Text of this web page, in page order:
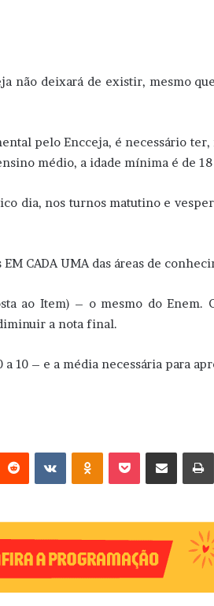
não deixará de existir, mesmo
pelo Encceja, é necessário ter,
médio, a idade mínima é de 18
dia, nos turnos matutino e
CADA UMA das áreas de
ao Item) – o mesmo do Enem.
a nota final.
10 – e a média necessária para
VK OK